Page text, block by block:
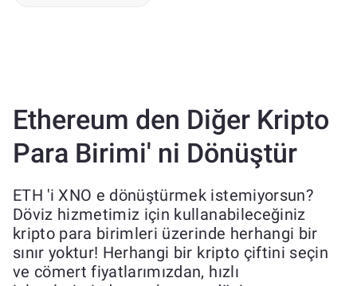
Ethereum den Diğer Kripto
Para Birimi' ni Dönüştür
ETH 'i XNO e dönüştürmek istemiyorsun?
Döviz hizmetimiz için kullanabileceğiniz
kripto para birimleri üzerinde herhangi bir
sınır yoktur! Herhangi bir kripto çiftini seçin
ve cömert fiyatlarımızdan, hızlı